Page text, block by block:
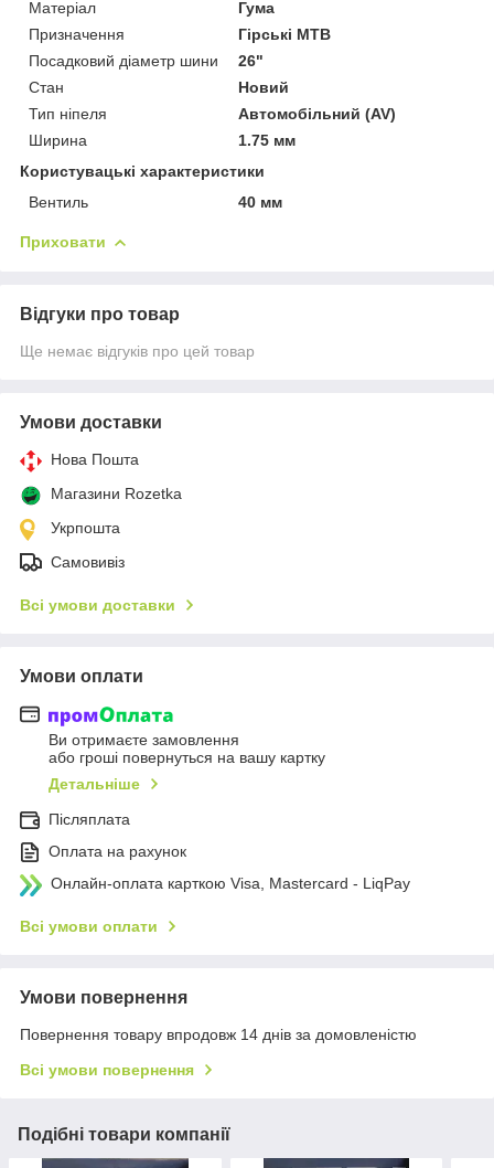
Матеріал
Гума
Призначення
Гірські MTB
Посадковий діаметр шини
26"
Стан
Новий
Тип ніпеля
Автомобільний (AV)
Ширина
1.75 мм
Користувацькі характеристики
Вентиль
40 мм
Приховати
Відгуки про товар
Ще немає відгуків про цей товар
Умови доставки
Нова Пошта
Магазини Rozetka
Укрпошта
Самовивіз
Всі умови доставки
Умови оплати
Ви отримаєте замовлення
або гроші повернуться на вашу картку
Детальніше
Післяплата
Оплата на рахунок
Онлайн-оплата карткою Visa, Mastercard - LiqPay
Всі умови оплати
Умови повернення
Повернення товару впродовж 14 днів за домовленістю
Всі умови повернення
Подібні товари компанії